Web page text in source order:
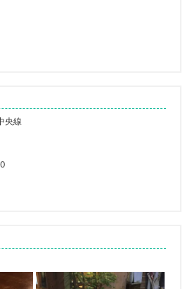
央線